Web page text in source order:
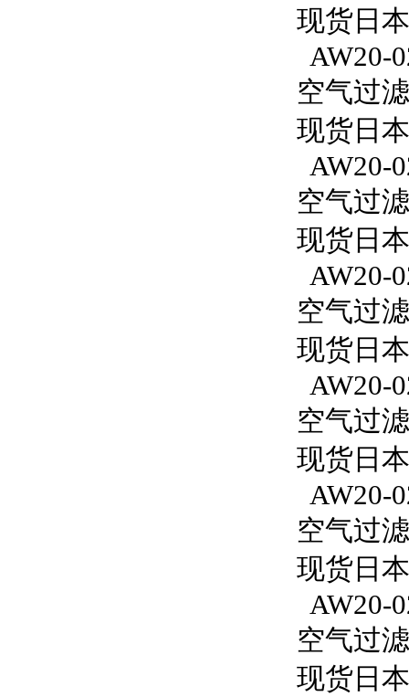
现货日
AW20-
空气过
现货日
AW20-
空气过
现货日
AW20-
空气过
现货日
AW20-
空气过
现货日
AW20-
空气过
现货日
AW20-
空气过
现货日